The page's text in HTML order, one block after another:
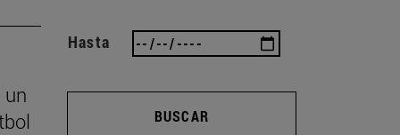
un
Hasta
BUSCAR